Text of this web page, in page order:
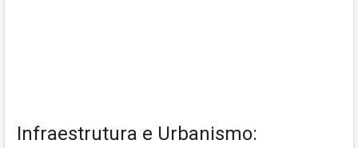
Infraestrutura e Urbanismo: